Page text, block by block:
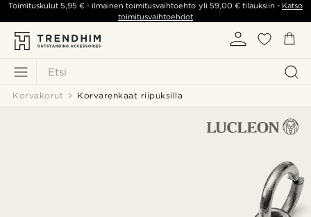
Etsi
Toimituskulut5,95 € - ilmainen toimitusvaihtoehto yli 59,00 €tilauksiin - Katso
toimitusvaihtoehdot
Korvakorut Korvarenkaat riipuksilla